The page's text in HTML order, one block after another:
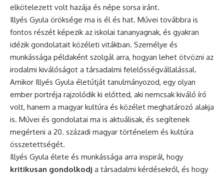
elkötelezett volt hazája és népe sorsa iránt.
Illyés Gyula öröksége ma is él és hat. Művei továbbra is
fontos részét képezik az iskolai tananyagnak, és gyakran
idézik gondolatait közéleti vitákban. Személye és
munkássága példaként szolgál arra, hogyan lehet ötvözni az
irodalmi kiválóságot a társadalmi felelősségvállalással.
Amikor Illyés Gyula életútját tanulmányozod, egy olyan
ember portréja rajzolódik ki előtted, aki nemcsak kiváló író
volt, hanem a magyar kultúra és közélet meghatározó alakja
is. Művei és gondolatai ma is aktuálisak, és segítenek
megérteni a 20. századi magyar történelem és kultúra
összetettségét.
Illyés Gyula élete és munkássága arra inspirál, hogy
kritikusan gondolkodj a társadalmi kérdésekről, és hogy